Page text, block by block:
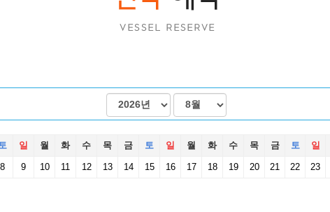
일 월 화 수 목 금 토 일 월 화 수 목 금 토 일
8 9 10 11 12 13 14 15 16 17 18 19 20 21 22 23